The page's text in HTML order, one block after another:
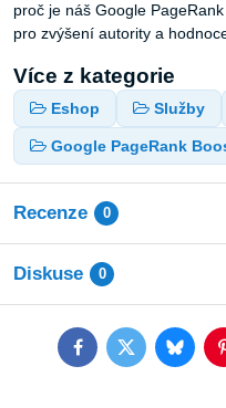
proč je náš Google
pro zvýšení autority a
Více z kategorie
Eshop Služby
Google PageRank
Recenze 0
Diskuse 0
FacebookTwitter